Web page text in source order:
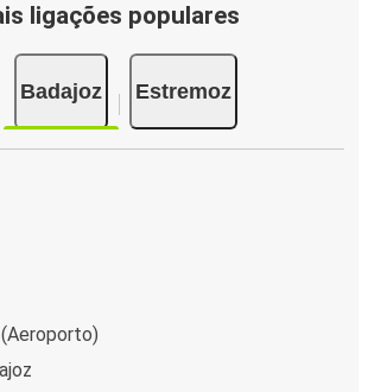
ligações populares
Badajoz Estremoz